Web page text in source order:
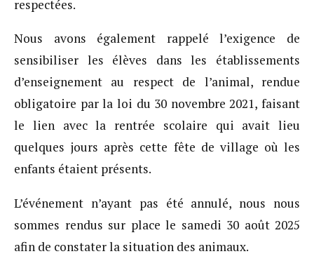
respectées.
Nous avons également rappelé l’exigence de
sensibiliser les élèves dans les établissements
d’enseignement au respect de l’animal, rendue
obligatoire par la loi du 30 novembre 2021, faisant
le lien avec la rentrée scolaire qui avait lieu
quelques jours après cette fête de village où les
enfants étaient présents.
L’événement n’ayant pas été annulé, nous nous
sommes rendus sur place le samedi 30 août 2025
afin de constater la situation des animaux.